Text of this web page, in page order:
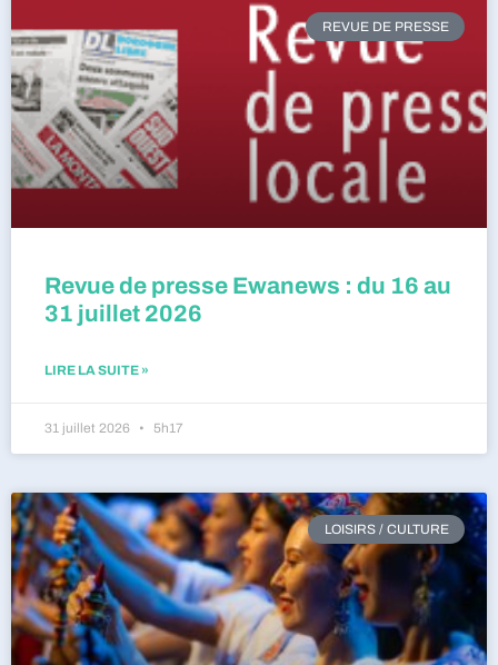
REVUE DE PRESSE
Revue de presse Ewanews : du 16 au
31 juillet 2026
LIRE LA SUITE »
31 juillet 2026 5h17
LOISIRS / CULTURE